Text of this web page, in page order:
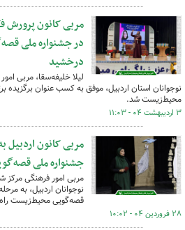
مربی کانون پرورش
در جشنواره ملی
درخشید
لیلا خلیفه‌سقا، مربی
نوجوانان استان اردبیل، موفق به کسب عنوان
محیط‌زیست شد.
۳ اردیبهشت ۰۴ - ۱۱:۰۳
مربی کانون اردبیل
جشنواره ملی
مربی امور فرهنگی مرکز
نوجوانان اردبیل، به
قصه‌گویی محیط‌زیست
۲۸ فروردین ۰۴ - ۱۰:۰۲